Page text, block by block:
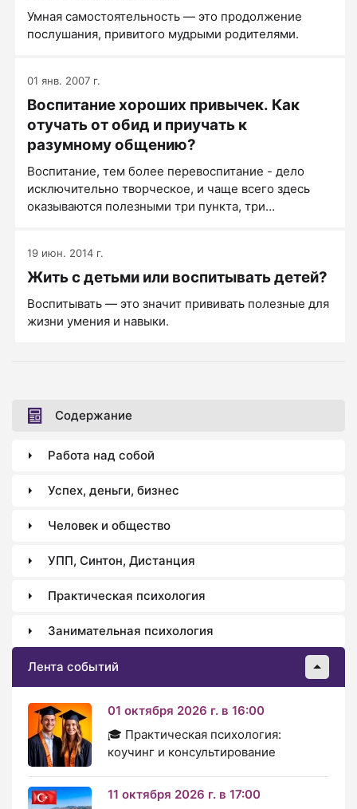
Умная самостоятельность — это продолжение
послушания, привитого мудрыми родителями.
01 янв. 2007 г.
Воспитание хороших привычек. Как
отучать от обид и приучать к
разумному общению?
Воспитание, тем более перевоспитание - дело
исключительно творческое, и чаще всего здесь
оказываются полезными три пункта, три
19 июн. 2014 г.
Жить с детьми или воспитывать детей?
Воспитывать — это значит прививать полезные для
жизни умения и навыки.
Содержание
Работа над собой
Успех, деньги, бизнес
Человек и общество
УПП, Синтон, Дистанция
Практическая психология
Занимательная психология
Лента событий
01 октября 2026 г. в 16:00
🎓 Практическая психология:
коучинг и консультирование
11 октября 2026 г. в 17:00